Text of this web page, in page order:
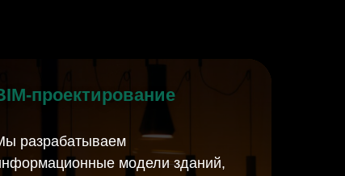
проектирование
разрабатываем
модели зданий,